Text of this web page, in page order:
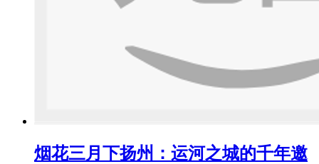
烟花三月下扬州：运河之城的千年邀